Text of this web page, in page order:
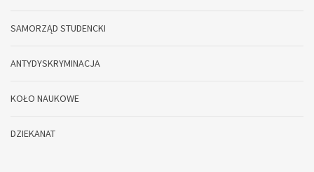
SAMORZĄD STUDENCKI
ANTYDYSKRYMINACJA
KOŁO NAUKOWE
DZIEKANAT